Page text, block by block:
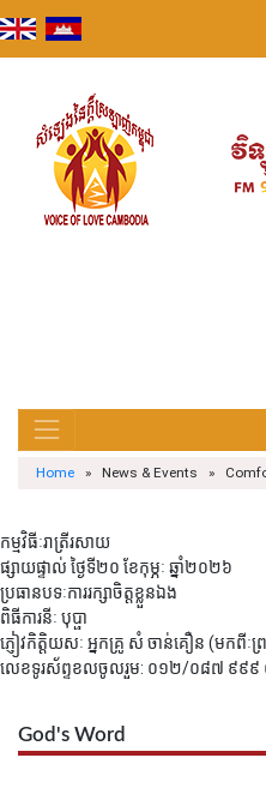
to
content
Home » News & Events »
កម្មវិធីៈរាត្រីរសាយ
ផ្សាយផ្ទាល់ ថ្ងៃទី២០ ខែកុម្ភៈ ឆ្នាំ២០២៦
ប្រធានបទៈការរក្សាចិត្តខ្លួនឯង
ពិធីការនីៈ បុប្ផា
ភ្ញៀវកិត្តិយសៈ អ្នកគ្រូ សំ ចាន់គឿន (មកពីៈ
លេខទូរស័ព្ទខលចូលរួម: ០១២/០៨៧ ៩៩
God's Word